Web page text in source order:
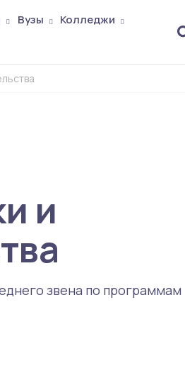
Вузы
Колледжи
и
звена по программам